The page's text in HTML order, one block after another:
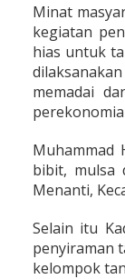
Minat
kegiatan
hias untuk
memadai
Muhammad
bibit, mulsa
Menanti,
Selain itu
penyiraman
kelompok